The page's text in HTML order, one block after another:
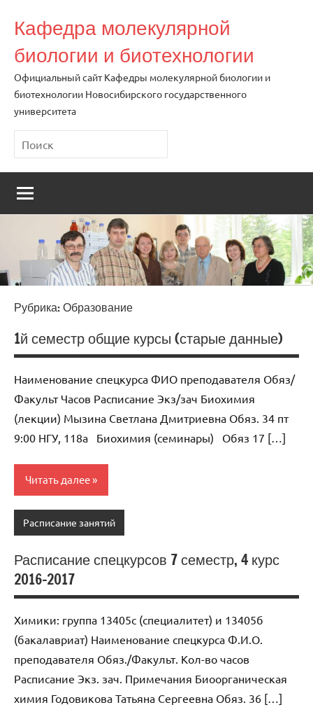
содержимому
Кафедра молекулярной
биологии и биотехнологии
Официальный сайт Кафедры молекулярной биологии и
биотехнологии Новосибирского государственного
университета
Поиск
Рубрика:Образование
1й семестр общие курсы (старые данные)
Наименование спецкурса ФИО преподавателя Обяз/
Факульт Часов Расписание Экз/зач Биохимия
(лекции) Мызина Светлана Дмитриевна Обяз. 34 пт
9:00 НГУ, 118а Биохимия (семинары) Обяз 17 […]
Читать далее
Расписание занятий
Расписание спецкурсов 7 семестр, 4 курс
2016-2017
Химики: группа 13405с (специалитет) и 13405б
(бакалавриат) Наименование спецкурса Ф.И.О.
преподавателя Обяз./Факульт. Кол-во часов
Расписание Экз. зач. Примечания Биоорганическая
химия Годовикова Татьяна Сергеевна Обяз. 36 […]